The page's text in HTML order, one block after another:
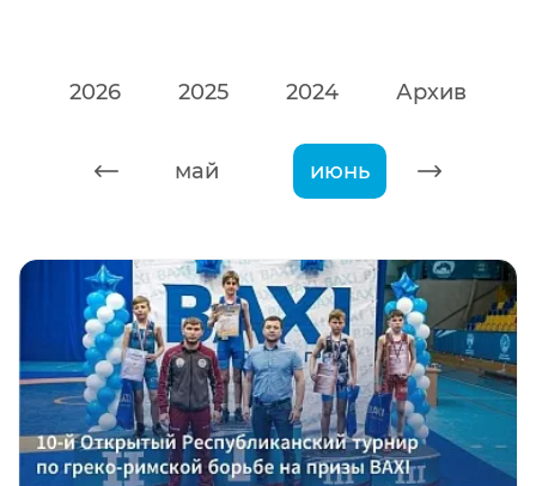
2026 2025 2024 Архив
апрель май июнь